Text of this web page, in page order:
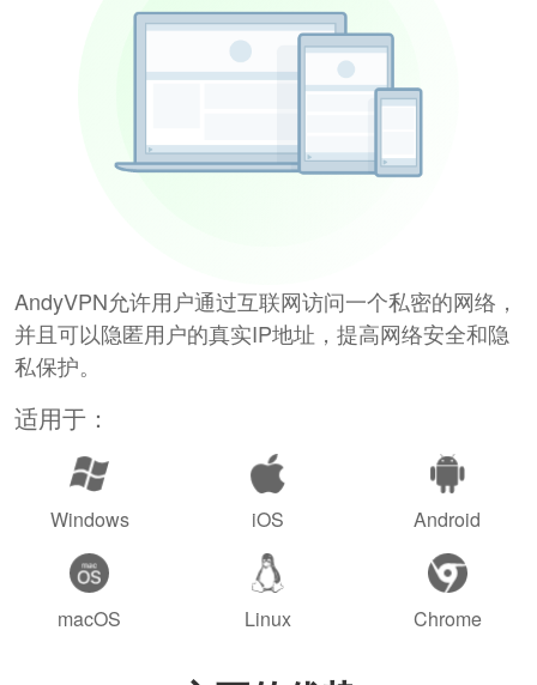
AndyVPN允许用户通过互联网访问一个私密的网络，
并且可以隐匿用户的真实IP地址，提高网络安全和隐
私保护。
适用于：
Windows iOS Android
macOS Linux Chrome